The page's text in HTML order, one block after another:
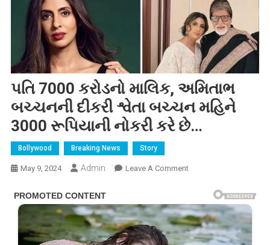
પતિ 7000 કરોડનો માલિક, અમિતાભ
બચ્ચનની દીકરી શ્વેતા બચ્ચન મહિને
3000 રૂપિયાની નોકરી કરે છે…
Bollywood Breaking News Story
May 9, 2024 Admin Leave A CommentOn
કરોડનો
માલિક,
અમિતાભ